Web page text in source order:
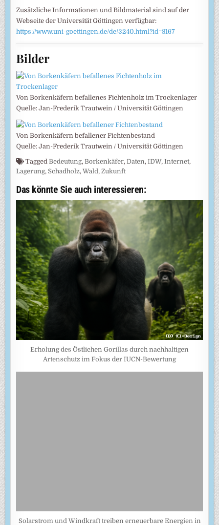
Zusätzliche Informationen und Bildmaterial sind auf der
Webseite der Universität Göttingen verfügbar:
https://www.uni-goettingen.de/de/3240.html?id=8167
Bilder
Von Borkenkäfern befallenes Fichtenholz im Trockenlager
Quelle: Jan-Frederik Trautwein / Universität Göttingen
Von Borkenkäfern befallener Fichtenbestand
Quelle: Jan-Frederik Trautwein / Universität Göttingen
TaggedBedeutung,Borkenkäfer,Daten,IDW,Internet,
Lagerung, Schadholz,Wald,Zukunft
Das könnte Sie auch interessieren:
Erholung des Östlichen Gorillas durch nachhaltigen
Artenschutz im Fokus der IUCN-Bewertung
Solarstrom und Windkraft treiben erneuerbare Energien in